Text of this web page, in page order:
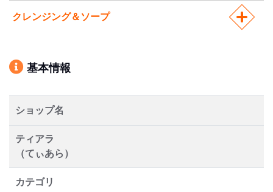
クレンジング＆ソープ
基本情報
ショップ名
ティアラ
（てぃあら）
カテゴリ